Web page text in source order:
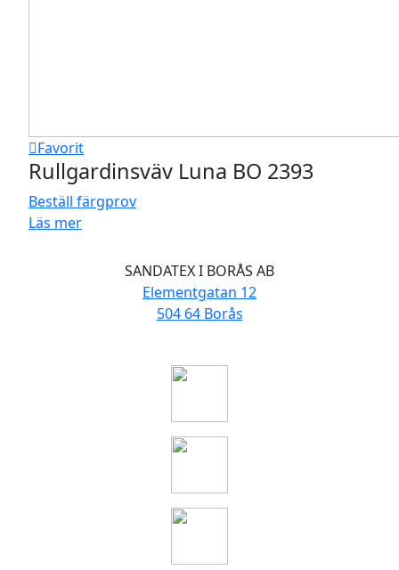
Favorit
Rullgardinsväv Luna BO 2393
Beställ färgprov
Läs mer
SANDATEX I BORÅS AB
Elementgatan 12
504 64 Borås